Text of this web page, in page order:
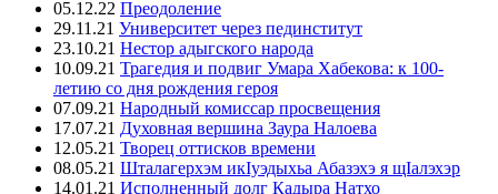
05.12.22 Преодоление
29.11.21 Университет через пединститут
23.10.21 Нестор адыгского народа
10.09.21 Трагедия и подвиг Умара Хабекова: к 100-
летию со дня рождения героя
07.09.21 Народный комиссар просвещения
17.07.21 Духовная вершина Заура Налоева
12.05.21 Творец оттисков времени
08.05.21 Шталагерхэм икIуэдыхьа Абазэхэ я щIалэхэр
14.01.21 Исполненный долг Кадыра Натхо